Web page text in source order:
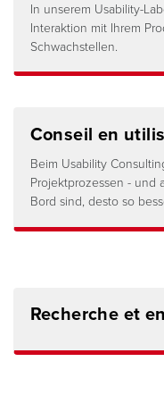
In unserem Usability-
Interaktion mit Ihrem
Schwachstellen.
Conseil en
Beim Usability
Projektprozessen - und
Bord sind, desto so
Recherche et